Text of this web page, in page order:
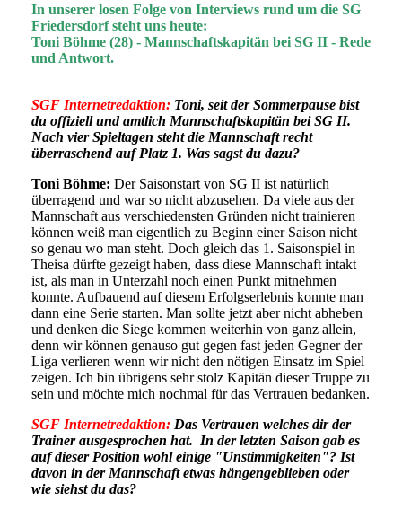
In unserer losen Folge von Interviews rund um die SG
Friedersdorf steht uns heute:
Toni Böhme (28) - Mannschaftskapitän bei SG II - Rede
und Antwort.
SGF Internetredaktion: Toni, seit der Sommerpause bist
du offiziell und amtlich Mannschaftskapitän bei SG II.
Nach vier Spieltagen steht die Mannschaft recht
überraschend auf Platz 1. Was sagst du dazu?
Toni Böhme: Der Saisonstart von SG II ist natürlich
überragend und war so nicht abzusehen. Da viele aus der
Mannschaft aus verschiedensten Gründen nicht trainieren
können weiß man eigentlich zu Beginn einer Saison nicht
so genau wo man steht. Doch gleich das 1. Saisonspiel in
Theisa dürfte gezeigt haben, dass diese Mannschaft intakt
ist, als man in Unterzahl noch einen Punkt mitnehmen
konnte. Aufbauend auf diesem Erfolgserlebnis konnte man
dann eine Serie starten. Man sollte jetzt aber nicht abheben
und denken die Siege kommen weiterhin von ganz allein,
denn wir können genauso gut gegen fast jeden Gegner der
Liga verlieren wenn wir nicht den nötigen Einsatz im Spiel
zeigen. Ich bin übrigens sehr stolz Kapitän dieser Truppe zu
sein und möchte mich nochmal für das Vertrauen bedanken.
SGF Internetredaktion: Das Vertrauen welches dir der
Trainer ausgesprochen hat. In der letzten Saison gab es
auf dieser Position wohl einige "Unstimmigkeiten"? Ist
davon in der Mannschaft etwas hängengeblieben oder
wie siehst du das?